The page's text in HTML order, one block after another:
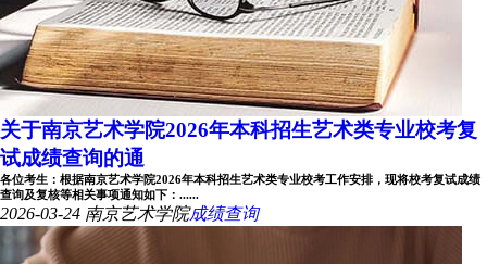
关于南京艺术学院2026年本科招生艺术类专业校考复
试成绩查询的通
各位考生：根据南京艺术学院2026年本科招生艺术类专业校考工作安排，现将校考复试成绩
查询及复核等相关事项通知如下：......
2026-03-24 南京艺术学院成绩查询